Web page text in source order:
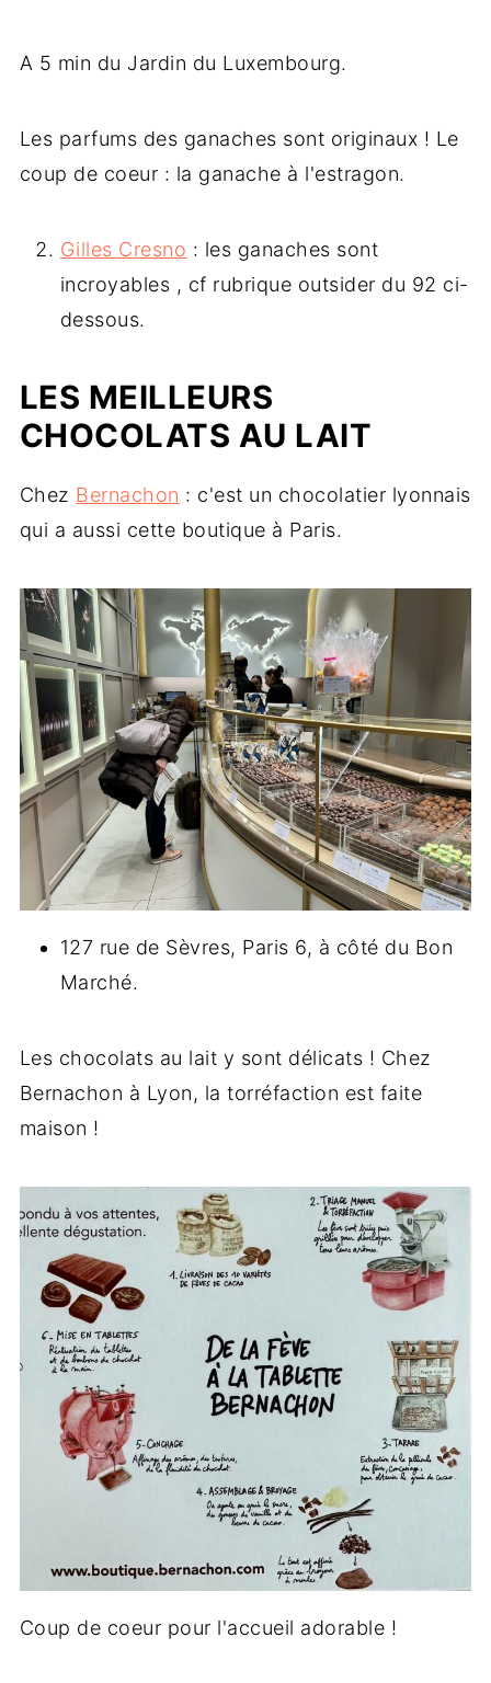
A 5 min du Jardin du Luxembourg.
Les parfums des ganaches sont originaux ! Le
coup de coeur : la ganache à l'estragon.
Gilles Cresno : les ganaches sont
incroyables , cf rubrique outsider du 92 ci-
dessous.
LES MEILLEURS
CHOCOLATS AU LAIT
Chez Bernachon : c'est un chocolatier lyonnais
qui a aussi cette boutique à Paris.
127 rue de Sèvres, Paris 6, à côté du Bon
Marché.
Les chocolats au lait y sont délicats ! Chez
Bernachon à Lyon, la torréfaction est faite
maison !
Coup de coeur pour l'accueil adorable !